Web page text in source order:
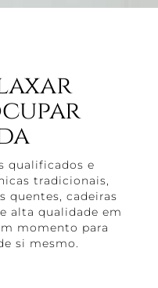
qualificados e
tradicionais,
quentes, cadeiras
alta qualidade em
momento para
si mesmo.